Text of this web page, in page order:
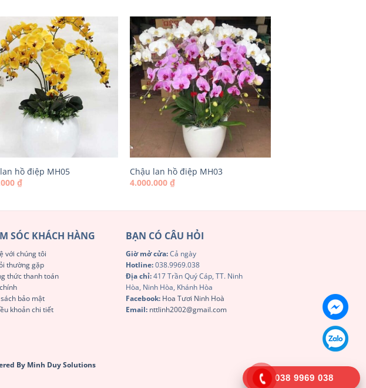
hồ điệp MH05
₫
Chậu lan hồ điệp MH03
4.000.000 ₫
SÓC KHÁCH HÀNG
với chúng tôi
thường gặp
thức thanh toán
bảo mật
khoản chi tiết
BẠN CÓ CÂU HỎI
Giờ mở cửa:Cả ngày
Hotline:038.9969.038
Địa chỉ:417 Trần Quý Cáp, TT. Ninh
Hòa, Ninh Hòa, Khánh Hòa
Facebook: Hoa Tươi Ninh Hoà
Email: nttlinh2002@gmail.com
By Minh Duy Solutions
038 9969 038